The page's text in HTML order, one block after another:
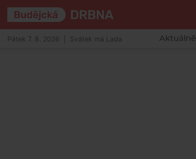
Pátek 7. 8. 2026 | Svátek má Lada Aktuálně